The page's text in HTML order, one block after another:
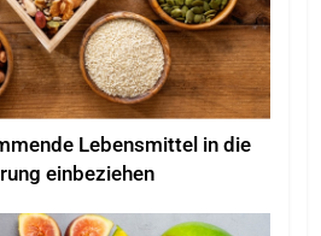
Lebensmittel in die
einbeziehen